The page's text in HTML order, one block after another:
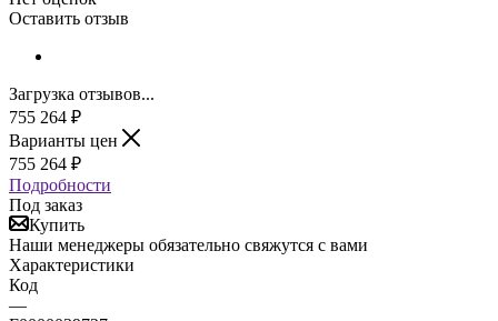
Оставить отзыв
Загрузка отзывов...
755 264 ₽
Варианты цен
755 264 ₽
Подробности
Под заказ
Купить
Наши менеджеры обязательно свяжутся с вами
Характеристики
Код
—